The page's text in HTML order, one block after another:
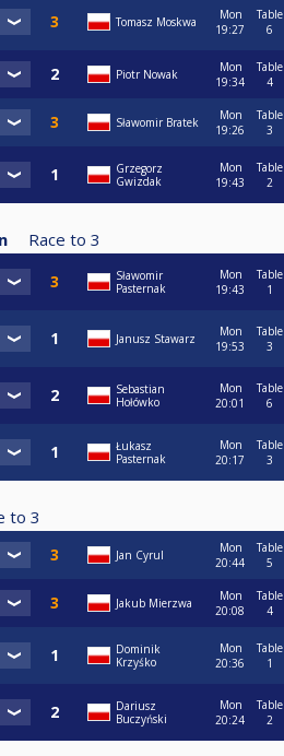
Tomasz Moskwa
Mon
19:27
Table
6
Piotr Nowak
Mon
19:34
Table
4
Sławomir Bratek
Mon
19:26
Table
3
Grzegorz
Gwizdak
Mon
19:43
Table
2
Race to 3
Sławomir
Pasternak
Mon
19:43
Table
1
Janusz Stawarz
Mon
19:53
Table
3
Sebastian
Hołówko
Mon
20:01
Table
6
Łukasz
Pasternak
Mon
20:17
Table
3
to 3
Jan Cyrul
Mon
20:44
Table
5
Jakub Mierzwa
Mon
20:08
Table
4
Dominik
Krzyśko
Mon
20:36
Table
1
Dariusz
Buczyński
Mon
20:24
Table
2